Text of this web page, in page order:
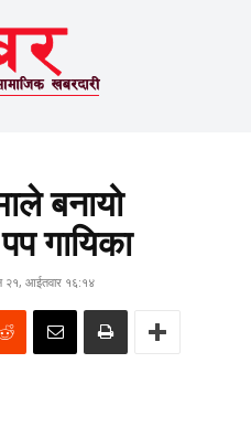
बनायो
गायिका
२१, आईतवार १६:१४